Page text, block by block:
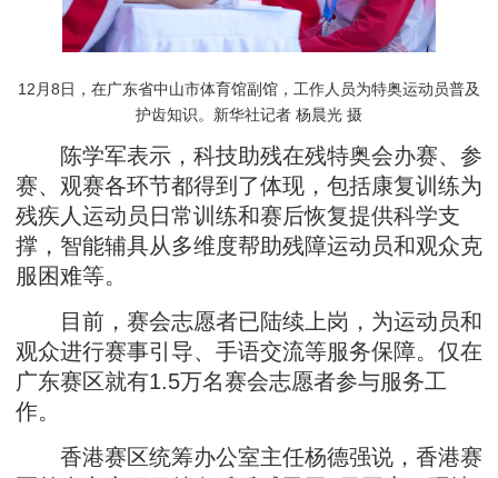
12月8日，在广东省中山市体育馆副馆，工作人员为特奥运动员普及
护齿知识。新华社记者 杨晨光 摄
陈学军表示，科技助残在残特奥会办赛、参
赛、观赛各环节都得到了体现，包括康复训练为
残疾人运动员日常训练和赛后恢复提供科学支
撑，智能辅具从多维度帮助残障运动员和观众克
服困难等。
目前，赛会志愿者已陆续上岗，为运动员和
观众进行赛事引导、手语交流等服务保障。仅在
广东赛区就有1.5万名赛会志愿者参与服务工
作。
香港赛区统筹办公室主任杨德强说，香港赛